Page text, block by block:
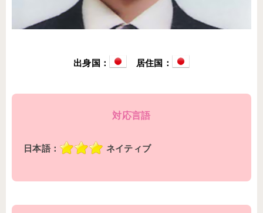
出身国： 居住国：
対応言語
日本語： ネイティブ